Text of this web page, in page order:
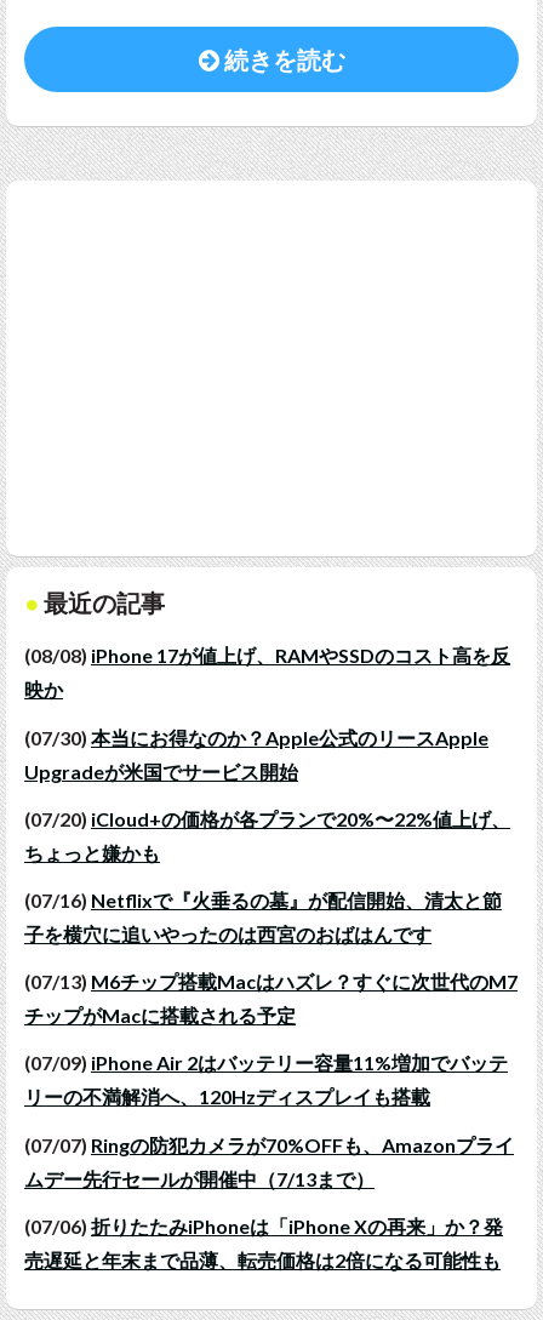
続きを読む
最近の記事
(08/08) iPhone 17が値上げ、RAMやSSDのコスト高を反
映か
(07/30) 本当にお得なのか？Apple公式のリースApple
Upgradeが米国でサービス開始
(07/20) iCloud+の価格が各プランで20%〜22%値上げ、
ちょっと嫌かも
(07/16) Netflixで『火垂るの墓』が配信開始、清太と節
子を横穴に追いやったのは西宮のおばはんです
(07/13) M6チップ搭載Macはハズレ？すぐに次世代のM7
チップがMacに搭載される予定
(07/09) iPhone Air 2はバッテリー容量11%増加でバッテ
リーの不満解消へ、120Hzディスプレイも搭載
(07/07) Ringの防犯カメラが70%OFFも、Amazonプライ
ムデー先行セールが開催中（7/13まで）
(07/06) 折りたたみiPhoneは「iPhone Xの再来」か？発
売遅延と年末まで品薄、転売価格は2倍になる可能性も